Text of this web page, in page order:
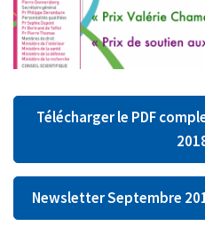
Télécharger le PDF
Newsletter Septembre